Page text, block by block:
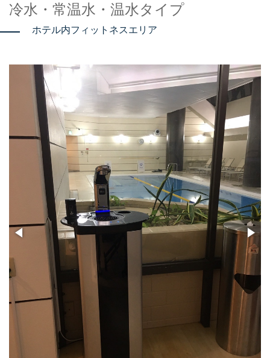
PSJシリーズ
PSJ-H2
PSJ-BASIC
ADXシリーズ / ADX
PSJ PROFESSIONAL
PSJ SEPARATE TYPE
導入ギャラリー
オフィス
ホテル・旅館・宿泊施設
店舗・サロン・クリニックなど
個人宅
メニュー
冷水・常温水・温水タイプ
ホテル内フィットネスエリア